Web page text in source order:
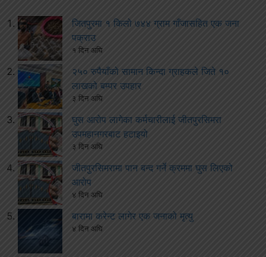
जितपुरमा १ किलो ७४४ ग्राम गाँजासहित एक जना
पक्राउ
१ दिन अघि
२५० रुपैयाँको सामान किन्दा ग्राहकले जिते १०
लाखको बम्पर उपहार
३ दिन अघि
घुस आरोप लागेका कर्मचारीलाई जीतपुरसिमरा
उपमहानगरबाट हटाइयो
३ दिन अघि
जीतपुरसिमरामा पान बन्द गर्ने क्रममा घुस लिएको
आरोप
४ दिन अघि
बारामा करेन्ट लागेर एक जनाको मृत्यु
४ दिन अघि